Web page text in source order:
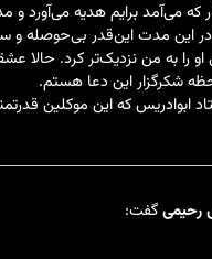
که می‌آمد برایم هدیه می‌آورد
در این مدت این‌قدر بی‌حوصله و
او را به من نزدیک‌تر کرد. حالا
شکرگزار این دعا هستم.
ابوادریس که این موکلین
رحیمیگفت: